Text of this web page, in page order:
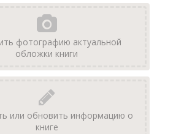
фотографию актуальной
обложки книги
или обновить информацию о
книге